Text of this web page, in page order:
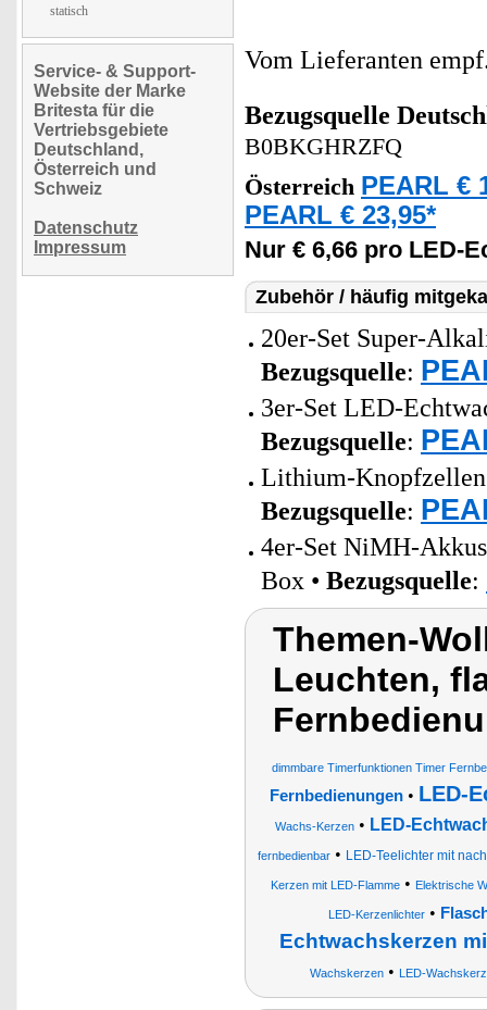
statisch
Service- & Support-
Website der Marke
Britesta für die
Vertriebsgebiete
Deutschland,
Österreich und
Schweiz
Datenschutz
Impressum
Vom Lieferanten
Bezugsquelle
B0BKGHRZFQ
Österreich PEARL €
PEARL € 23,95*
Nur € 6,66 pro LED-
Zubehör / häufig
20er-Set Super-
Bezugsquelle:
3er-Set LED-
Bezugsquelle:
Lithium-Knopfzellen
Bezugsquelle:
4er-Set NiMH-
Box • Bezugsquelle:
Themen-
Leuchten,
dimmbare Timerfunktionen Timer
Fernbedienungen • LED-
Wachs-Kerzen • LED-
fernbedienbar• LED-Teelichter mit
Kerzen mit LED-Flamme • Elektrische
LED-Kerzenlichter •
Echtwachskerzen
Wachskerzen • LED-